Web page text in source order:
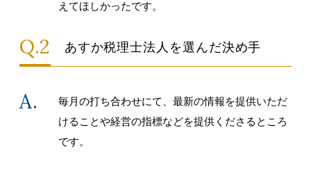
えてほしかったです。
あすか税理士法人を選んだ決め手
毎月の打ち合わせにて、最新の情報を提供いただ
けることや経営の指標などを提供くださるところ
です。